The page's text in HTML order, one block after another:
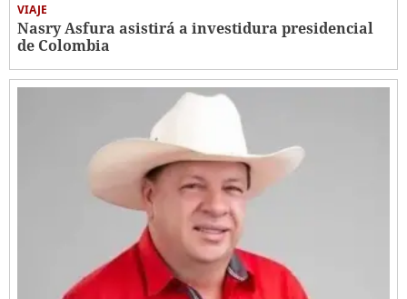
VIAJE
Nasry Asfura asistirá a investidura presidencial
de Colombia